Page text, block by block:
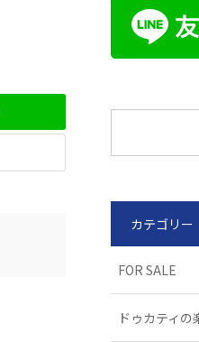
カテゴリー
FOR SALE
ドゥカティの